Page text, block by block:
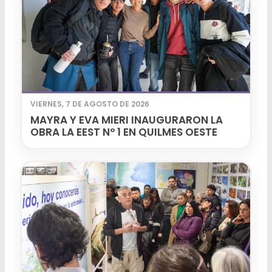
VIERNES, 7 DE AGOSTO DE 2026
MAYRA Y EVA MIERI INAUGURARON LA
OBRA LA EEST Nº 1 EN QUILMES OESTE